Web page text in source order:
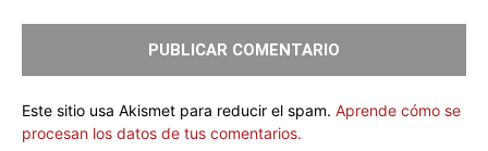
Este sitio usa Akismet para reducir el spam. Aprende cómo se
procesan los datos de tus comentarios.